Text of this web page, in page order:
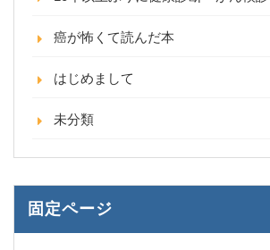
癌が怖くて読んだ本
はじめまして
未分類
固定ページ